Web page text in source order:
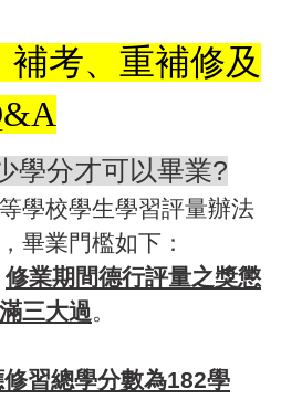
補考、重補修及
學分才可以畢業?
學校學生學習評量辦法
畢業門檻如下：
修業期間德行評量之獎懲
三大過。
習總學分數為182學